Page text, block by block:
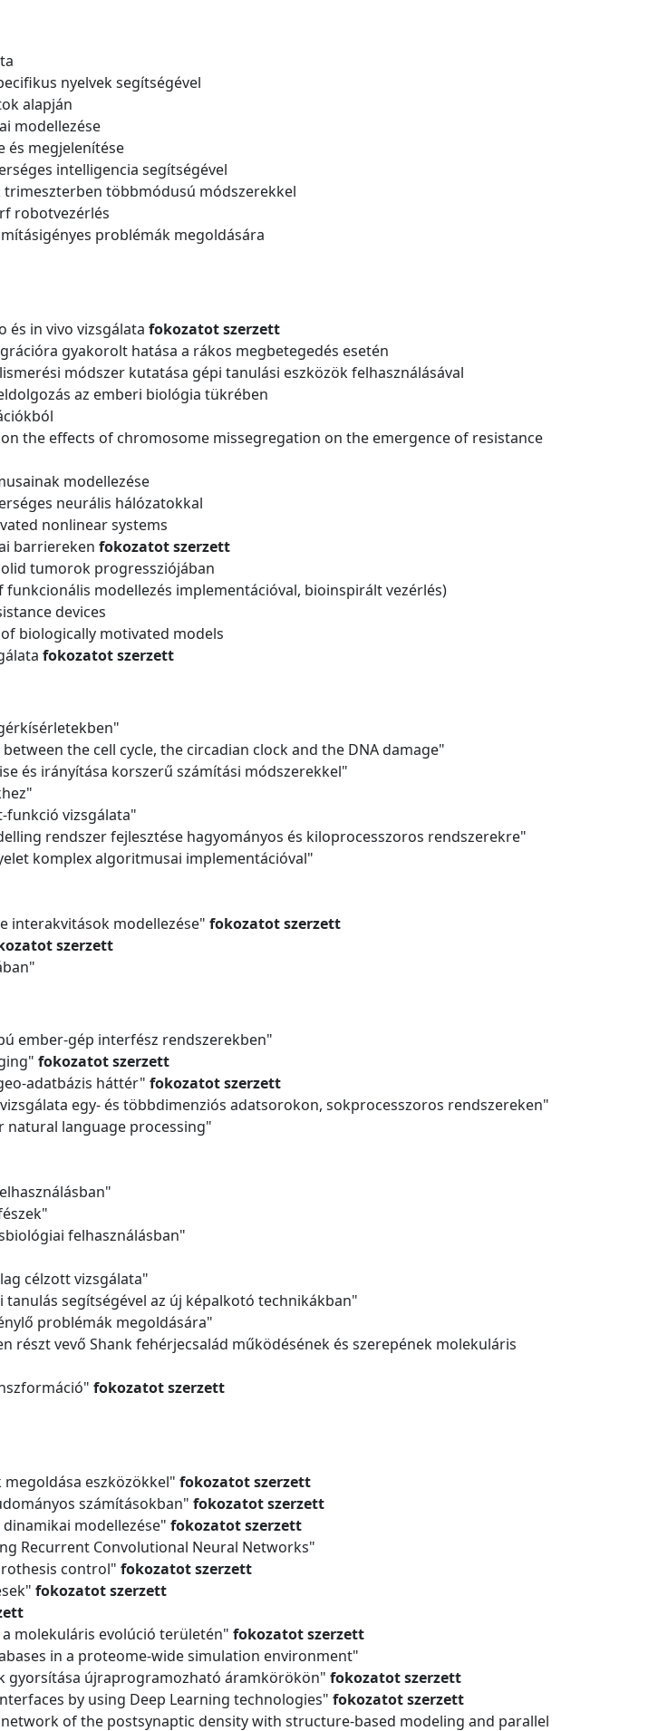
nyelvek segítségével
alapján
modellezése
és megjelenítése
intelligencia segítségével
többmódusú módszerekkel
robotvezérlés
problémák megoldására
és in vivo vizsgálata fokozatot szerzett
gyakorolt hatása a rákos megbetegedés esetén
módszer kutatása gépi tanulási eszközök felhasználásával
az emberi biológia tükrében
the effects of chromosome missegregation on the emergence of resistance
modellezése
neurális hálózatokkal
nonlinear systems
barriereken fokozatot szerzett
tumorok progressziójában
modellezés implementációval, bioinspirált vezérlés)
devices
biologically motivated models
fokozatot szerzett
the cell cycle, the circadian clock and the DNA damage"
és irányítása korszerű számítási módszerekkel"
funkció vizsgálata"
rendszer fejlesztése hagyományos és kiloprocesszoros rendszerekre"
komplex algoritmusai implementációval"
interakvitások modellezése" fokozatot szerzett
szerzett
ember-gép interfész rendszerekben"
fokozatot szerzett
adatbázis háttér" fokozatot szerzett
egy- és többdimenziós adatsorokon, sokprocesszoros rendszereken"
natural language processing"
felhasználásban"
célzott vizsgálata"
segítségével az új képalkotó technikákban"
problémák megoldására"
részt vevő Shank fehérjecsalád működésének és szerepének molekuláris
fokozatot szerzett
eszközökkel" fokozatot szerzett
számításokban" fokozatot szerzett
modellezése" fokozatot szerzett
Recurrent Convolutional Neural Networks"
control" fokozatot szerzett
fokozatot szerzett
molekuláris evolúció területén" fokozatot szerzett
in a proteome-wide simulation environment"
gyorsítása újraprogramozható áramkörökön" fokozatot szerzett
by using Deep Learning technologies" fokozatot szerzett
of the postsynaptic density with structure-based modeling and parallel